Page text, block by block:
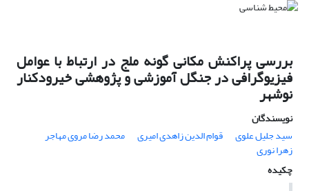
بررسی پراکنش مکانی گونه ملج در ارتباط با عوامل
فیزیوگرافی در جنگل آموزشی و پژوهشی خیرودکنار
نوشهر
نویسندگان
سید جلیل علوی
قوام الدین زاهدی امیری محمد رضا مروی مهاجر
زهرا نوری
چکیده